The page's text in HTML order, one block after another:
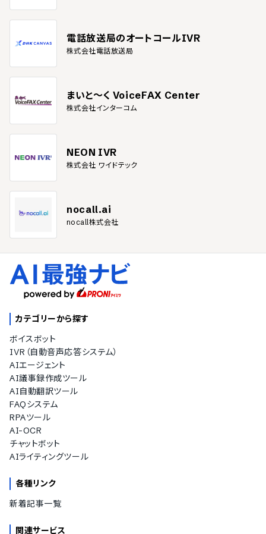
電話放送局のオートコールIVR
株式会社電話放送局
まいと～く VoiceFAX Center
株式会社インターコム
NEON IVR
株式会社 ワイドテック
nocall.ai
nocall株式会社
カテゴリーから探す
ボイスボット
IVR（自動音声応答システム）
AIエージェント
AI議事録作成ツール
AI自動翻訳ツール
FAQシステム
RPAツール
AI-OCR
チャットボット
AIライティングツール
各種リンク
新着記事一覧
関連サービス